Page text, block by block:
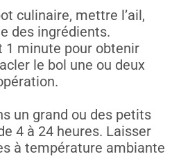
culinaire, mettre l’ail,
des ingrédients.
1 minute pour obtenir
le bol une ou deux
un grand ou des petits
4 à 24 heures. Laisser
à température ambiante